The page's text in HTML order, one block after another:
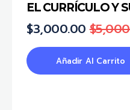
EL CURRÍCULO Y
$3,000.00 $
Añadir Al Carrito